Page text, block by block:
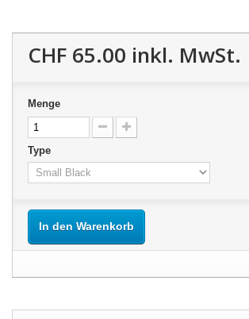
CHF 65.00 inkl. MwSt.
Menge
Type
In den Warenkorb